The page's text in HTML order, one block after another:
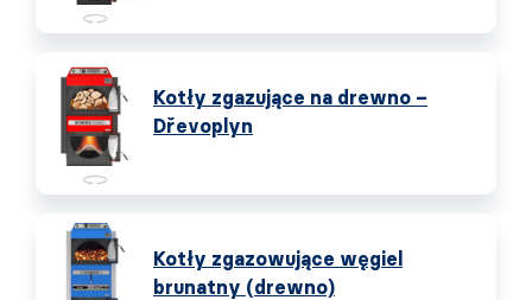
Kotły zgazujące na drewno –
Dřevoplyn
Kotły zgazowujące węgiel
brunatny (drewno)